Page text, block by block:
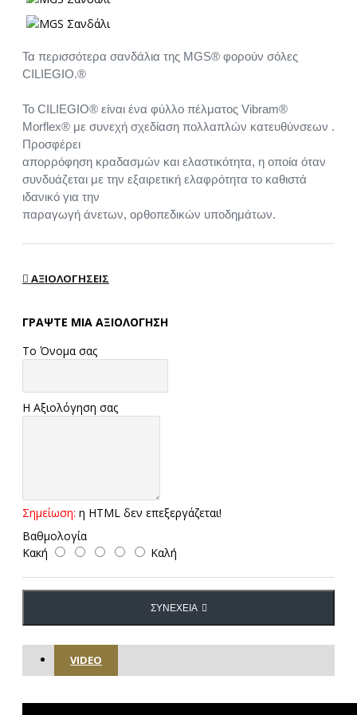
Τα περισσότερα σανδάλια της MGS® φορούν σόλες
CILIEGIO.®
Το CILIEGIO® είναι ένα φύλλο πέλματος Vibram®
Morflex® με συνεχή σχεδίαση πολλαπλών κατευθύνσεων .
Προσφέρει
απορρόφηση κραδασμών και ελαστικότητα, η οποία όταν
συνδυάζεται με την εξαιρετική ελαφρότητα το καθιστά
ιδανικό για την
παραγωγή άνετων, ορθοπεδικών υποδημάτων.
ΑΞΙΟΛΟΓΉΣΕΙΣ
ΓΡΆΨΤΕ ΜΙΑ ΑΞΙΟΛΌΓΗΣΗ
Το Όνομα σας
Η Αξιολόγηση σας
Σημείωση: η HTML δεν επεξεργάζεται!
Βαθμολογία
Κακή
Καλή
ΣΥΝΈΧΕΙΑ
VIDEO